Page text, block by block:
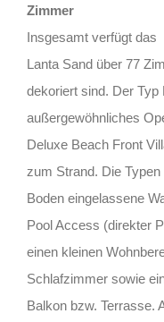
Zimmer
Insgesamt verfügt das
Lanta Sand über 77
dekoriert sind. Der Typ
außergewöhnliches
Deluxe Beach Front
zum Strand. Die
Boden eingelassene
Pool Access (direkter
einen kleinen
Schlafzimmer sowie
Balkon bzw. Terrasse.